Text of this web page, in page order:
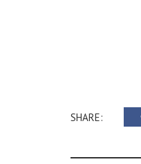
SHARE: